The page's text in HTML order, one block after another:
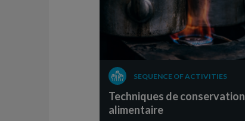
SEQUENCE OF ACTIVITIES
Techniques de conservation
alimentaire